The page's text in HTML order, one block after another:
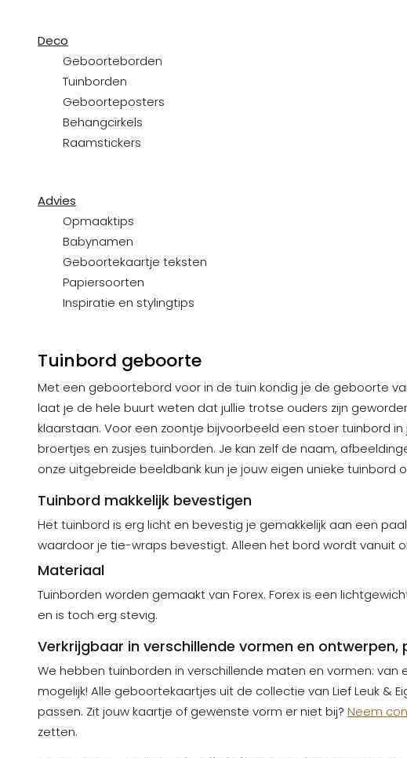
Deco
Geboorteborden
Tuinborden
Geboorteposters
Behangcirkels
Raamstickers
Advies
Opmaaktips
Babynamen
Geboortekaartje teksten
Papiersoorten
Inspiratie en stylingtips
Tuinbord geboorte
Met een geboortebord voor in de tuin kondig je de geboorte
laat je de hele buurt weten dat jullie trotse ouders zijn
klaarstaan. Voor een zoontje bijvoorbeeld een stoer tuinbord
broertjes en zusjes tuinborden. Je kan zelf de naam,
onze uitgebreide beeldbank kun je jouw eigen unieke tuinbord
Tuinbord makkelijk bevestigen
Het tuinbord is erg licht en bevestig je gemakkelijk aan een
waardoor je tie-wraps bevestigt. Alleen het bord wordt vanuit
Materiaal
Tuinborden worden gemaakt van Forex. Forex is een
en is toch erg stevig.
Verkrijgbaar in verschillende vormen en
We hebben tuinborden in verschillende maten en vormen:
mogelijk! Alle geboortekaartjes uit de collectie van Lief Leuk &
passen. Zit jouw kaartje of gewenste vorm er niet bij? Neem
zetten.